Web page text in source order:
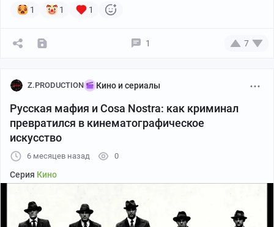
Исторический момент в истории Голливуда: Квентин
Голливуде" под рабочим названием "Приключения
Клиффа Бута и получил за свой труд 20 миллионов
долларов — на данный момент это считается
рекордом.
1 1 1
1 7
Z.PRODUCTION Кино и сериалы
Русская мафия и Cosa Nostra: как криминал
превратился в кинематографическое
искусство
6 месяцев назад 0
Серия Кино